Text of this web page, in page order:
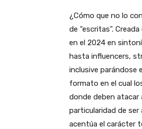
¿Cómo que no lo
de “escritas”.
en el 2024 en
hasta influencers,
inclusive parándose
formato en el cual
donde deben atacar
particularidad de
acentúa el carácter